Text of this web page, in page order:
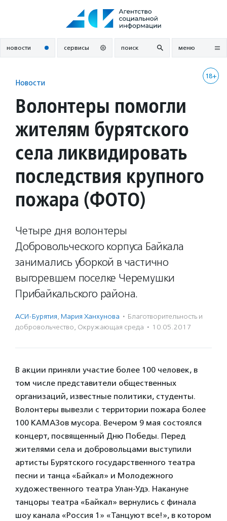
новости сервисы поиск меню
18+
Новости
Волонтеры помогли
жителям бурятского
села ликвидировать
последствия крупного
пожара (ФОТО)
Четыре дня волонтеры
Добровольческого корпуса Байкала
занимались уборкой в частично
выгоревшем поселке Черемушки
Прибайкальского района.
АСИ-Бурятия, Мария Ханхунова · Благотвори­тель­ность и
доброволь­чест­во, Окружающая среда · 10.05.2017
В акции приняли участие более 100 человек, в
том числе представители общественных
организаций, известные политики, студенты.
Волонтеры вывезли с территории пожара более
100 КАМАЗов мусора. Вечером 9 мая состоялся
концерт, посвященный Дню Победы. Перед
жителями села и добровольцами выступили
артисты Бурятского государственного театра
песни и танца «Байкал» и Молодежного
художественного театра Улан-Удэ. Накануне
танцоры театра «Байкал» вернулись с финала
шоу канала «Россия 1» «Танцуют все!», в котором